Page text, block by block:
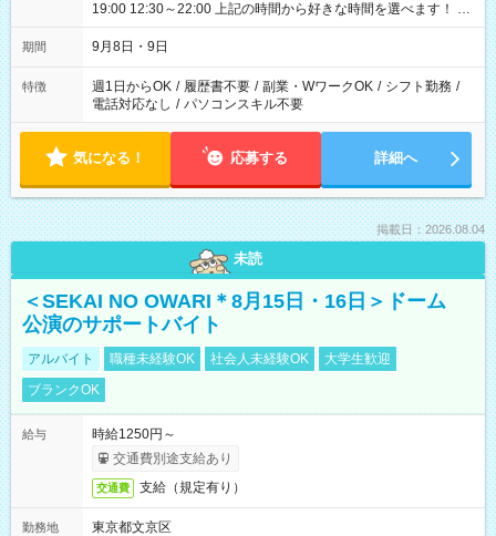
19:00 12:30～22:00 上記の時間から好きな時間を選べます！ ※
時間は変更となる可能性があります
期間 9月8日・9日
特徴 週1日からOK / 履歴書不要 / 副業・WワークOK / シフト勤務 /
電話対応なし / パソコンスキル不要
気になる！ 応募する 詳細へ
掲載日：2026.08.04
未読
＜SEKAI NO OWARI＊8月15日・16日＞ドーム
公演のサポートバイト
アルバイト 職種未経験OK 社会人未経験OK
大学生歓迎
ブランクOK
給与
時給1250円～
交通費別途支給あり
交通費 支給（規定有り）
勤務地
東京都文京区